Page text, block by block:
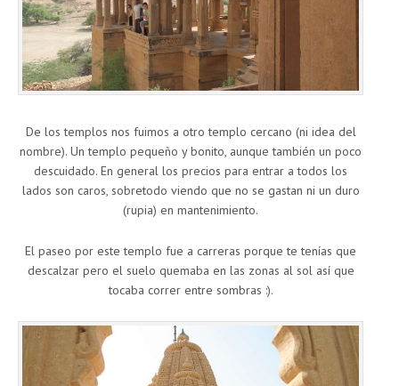
De los templos nos fuimos a otro templo cercano (ni idea del
nombre). Un templo pequeño y bonito, aunque también un poco
descuidado. En general los precios para entrar a todos los
lados son caros, sobretodo viendo que no se gastan ni un duro
(rupia) en mantenimiento.
El paseo por este templo fue a carreras porque te tenías que
descalzar pero el suelo quemaba en las zonas al sol así que
tocaba correr entre sombras :).